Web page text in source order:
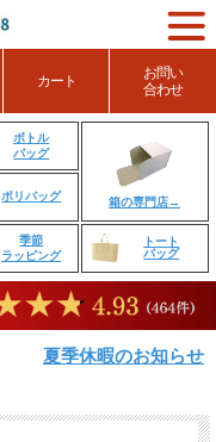
ボトル
バッグ
箱の専門店→
ポリバッグ
季節
ラッピング
トート
バッグ
夏季休暇のお知らせ
カート
お問い
合わせ